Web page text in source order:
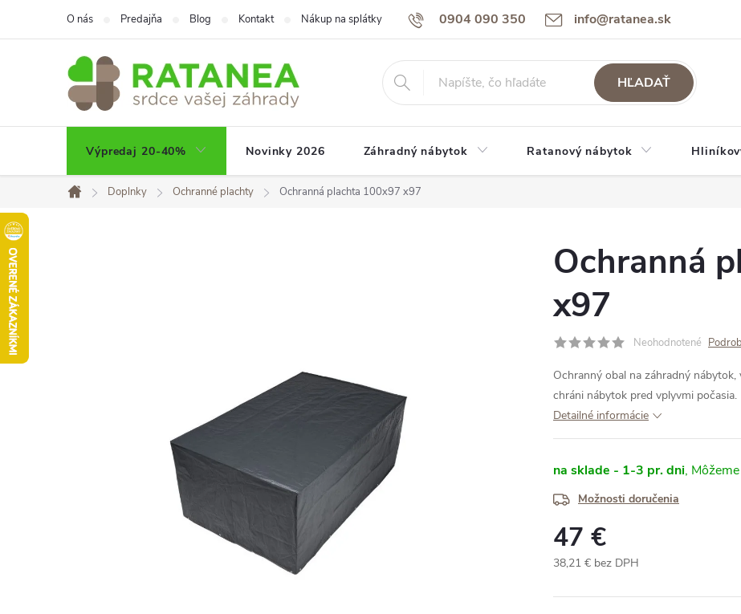
0904 090 350 info@ratanea.sk
O nás Predajňa Blog Kontakt Nákup na splátky Reklamácie a záruka Obchodné podmienky Podmienky
HĽADAŤ
Výpredaj 20-40% Novinky 2026 Záhradný nábytok Ratanový nábytok
Domov
Doplnky Ochranné plachty Ochranná plachta 100x97 x97
Ochranná
x97
Neohodnotené
Ochranný obal na záhradný
chráni nábytok pred vplyvmi počasia.
Detailné informácie
na sklade - 1-3 pr. dni
Možnosti doručenia
47 €
38,21 € bez DPH
cena: